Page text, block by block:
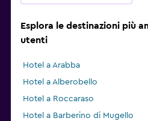
Esplora le destinazioni più
utenti
Hotel a Arabba
Hotel a Alberobello
Hotel a Roccaraso
Hotel a Barberino di Mugello